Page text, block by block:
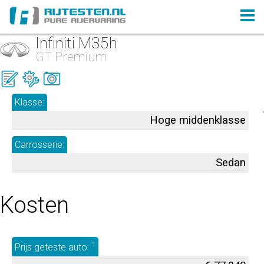
Infiniti M35h
GT Premium
Klasse:
Hoge middenklasse
Carrosserie:
Sedan
Kosten
Prijs geteste auto: 1